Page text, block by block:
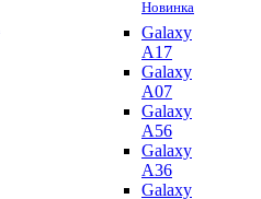
Новинка
Galaxy
A17
Galaxy
A07
Galaxy
A56
Galaxy
A36
Galaxy